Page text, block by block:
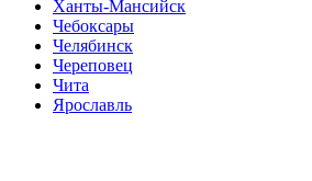
Ханты-Мансийск
Чебоксары
Челябинск
Череповец
Чита
Ярославль